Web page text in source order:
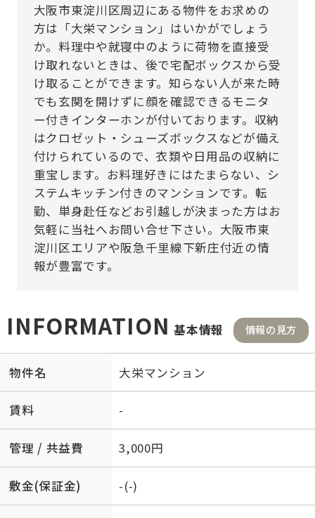
大阪市東淀川区周辺にある物件をお求めの
方は「大栄マンション」はいかがでしょう
か。料理中や就寝中のように荷物を直接受
け取れないときは、後で宅配ボックスから受
け取ることができます。知らない人が来た時
でも玄関を開けずに顔を確認できるモニタ
ー付きインターホンが付いております。収納
はクロゼット・シューズボックスなどが備え
付けられているので、衣類や日用品の収納に
重宝します。お料理好きにはたまらない、シ
ステムキッチン付きのマンションです。転
勤、単身赴任などお引越しが決まった方はお
気軽に当社へお問い合せ下さい。大阪市東
淀川区エリアや阪急千里線下新庄付近の情
報が豊富です。
INFORMATION 基本情報 情報の見方
物件名 大栄マンション
賃料 -
管理 / 共益費 3,000円
敷金(保証金) -(-)